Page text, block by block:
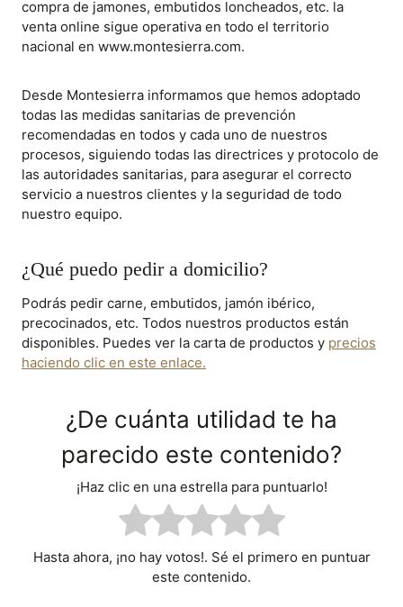
compra de jamones, embutidos loncheados, etc. la
venta online sigue operativa en todo el territorio
nacional en www.montesierra.com.
Desde Montesierra informamos que hemos adoptado
todas las medidas sanitarias de prevención
recomendadas en todos y cada uno de nuestros
procesos, siguiendo todas las directrices y protocolo de
las autoridades sanitarias, para asegurar el correcto
servicio a nuestros clientes y la seguridad de todo
nuestro equipo.
¿Qué puedo pedir a domicilio?
Podrás pedir carne, embutidos, jamón ibérico,
precocinados, etc. Todos nuestros productos están
disponibles. Puedes ver la carta de productos y precios
haciendo clic en este enlace.
¿De cuánta utilidad te ha
parecido este contenido?
¡Haz clic en una estrella para puntuarlo!
Hasta ahora, ¡no hay votos!. Sé el primero en puntuar
este contenido.